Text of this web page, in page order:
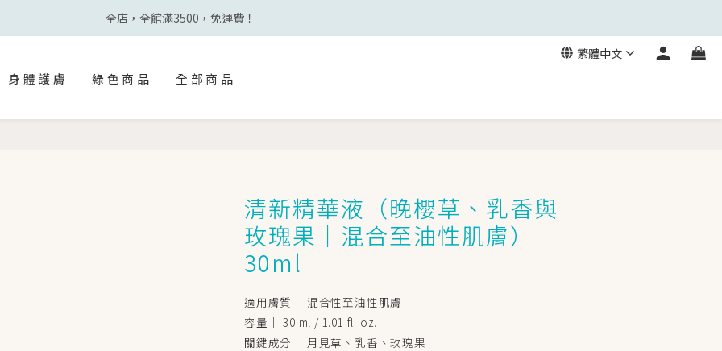
全店，全館滿3500，免運費！
繁體中文
身體護膚 綠色商品 全部商品
清新精華液（晚櫻草、乳香與
玫瑰果｜混合至油性肌膚）
30ml
適用膚質｜ 混合性至油性肌膚
容量｜ 30 ml / 1.01 fl. oz.
關鍵成分｜ 月見草、乳香、玫瑰果